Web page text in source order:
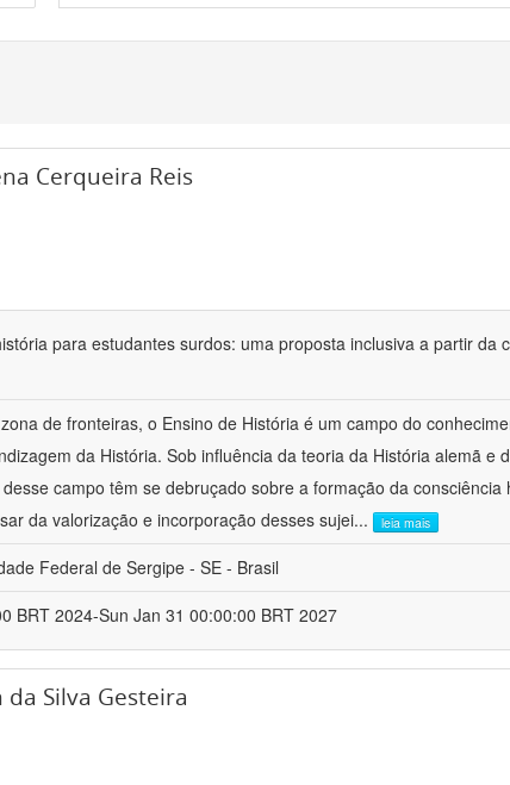
Cerqueira Reis
para estudantes surdos: uma proposta inclusiva a partir da
de fronteiras, o Ensino de História é um campo do
da História. Sob influência da teoria da História alemã e
campo têm se debruçado sobre a formação da consciência
da valorização e incorporação desses sujei... leia mais
Federal de Sergipe - SE - Brasil
BRT 2024-Sun Jan 31 00:00:00 BRT 2027
Silva Gesteira